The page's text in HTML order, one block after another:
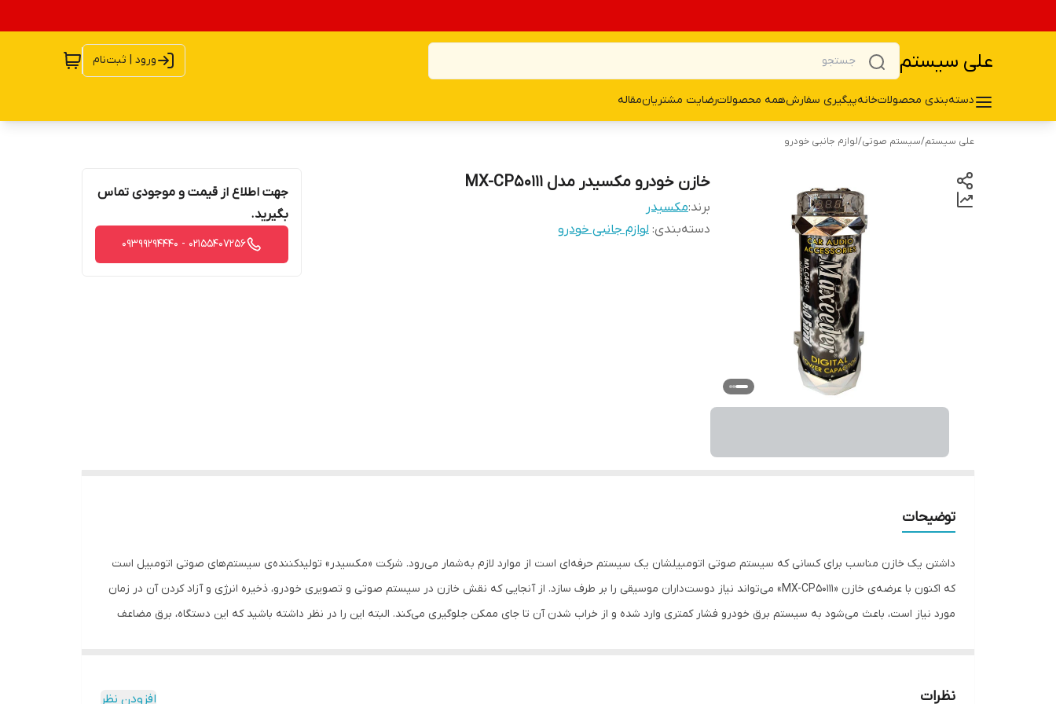
علی سیستم ورود | ثبت‌نام
دسته‌بندی محصولاتخانهپیگیری سفارشهمه محصولاترضایت مشتریانمقاله
علی سیستم/سیستم صوتی/لوازم جانبی خودرو
خازن خودرو مکسیدر مدل MX-CP50111
برند:مکسیدر
دسته‌بندی: لوازم جانبی خودرو
جهت اطلاع از قیمت و موجودی تماس
بگیرید.
02155407256 - 09399294440
توضیحات
داشتن یک خازن مناسب برای کسانی که سیستم صوتی اتومبیلشان یک سیستم حرفه‌ای است از موارد لازم به‌شمار می‌رود. شرکت «مکسیدر» تولیدکننده‌ی سیستم‌های صوتی اتومبیل است
که اکنون با عرضه‌ی خازن «MX-CP50111» می‌تواند نیاز دوست‌داران موسیقی را بر طرف سازد. از آنجایی که نقش خازن در سیستم صوتی و تصویری خودرو، ذخیره انرژی و آزاد کردن آن در زمان
مورد نیاز است، باعث می‌شود به سیستم برق خودرو فشار کمتری وارد شده و از خراب شدن آن تا جای ممکن جلوگیری می‌کند. البته این را در نظر داشته باشید که این دستگاه، برق مضاعف
نظرات افزودن نظر